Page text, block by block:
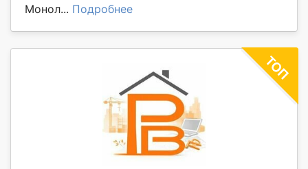
Монол... Подробнее